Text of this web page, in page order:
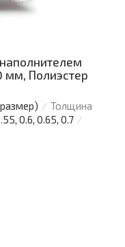
мм, Полиэстер
Толщина
0.6, 0.65, 0.7